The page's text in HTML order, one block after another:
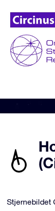
Stjernebildet